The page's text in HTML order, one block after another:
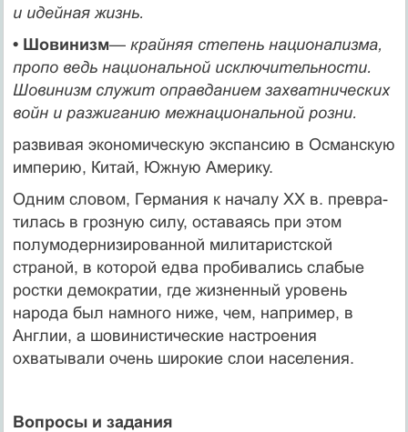
и идейная жизнь.
• Шовинизм— крайняя степень национализма,
пропо ведь национальной исключительности.
Шовинизм слу­жит оправданием захватнических
войн и разжиганию межнациональной розни.
развивая экономическую экспансию в Османскую
им­перию, Китай, Южную Америку.
Одним словом, Германия к началу XX в. превра­
тилась в грозную силу, оставаясь при этом
полумо­дернизированной милитаристской
страной, в кото­рой едва пробивались слабые
ростки демократии, где жизненный уровень
народа был намного ниже, чем, например, в
Англии, а шовинистические на­строения
охватывали очень широкие слои насе­ления.
Вопросы и задания